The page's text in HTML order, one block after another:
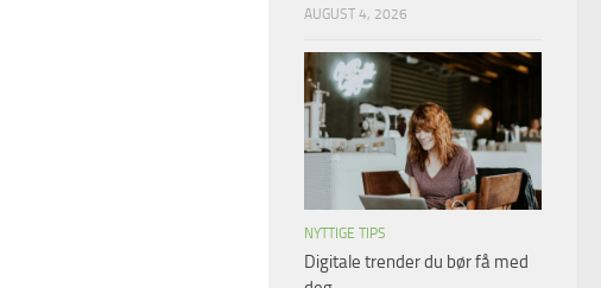
AUGUST 4, 2026
NYTTIGE TIPS
Digitale trender du bør få med